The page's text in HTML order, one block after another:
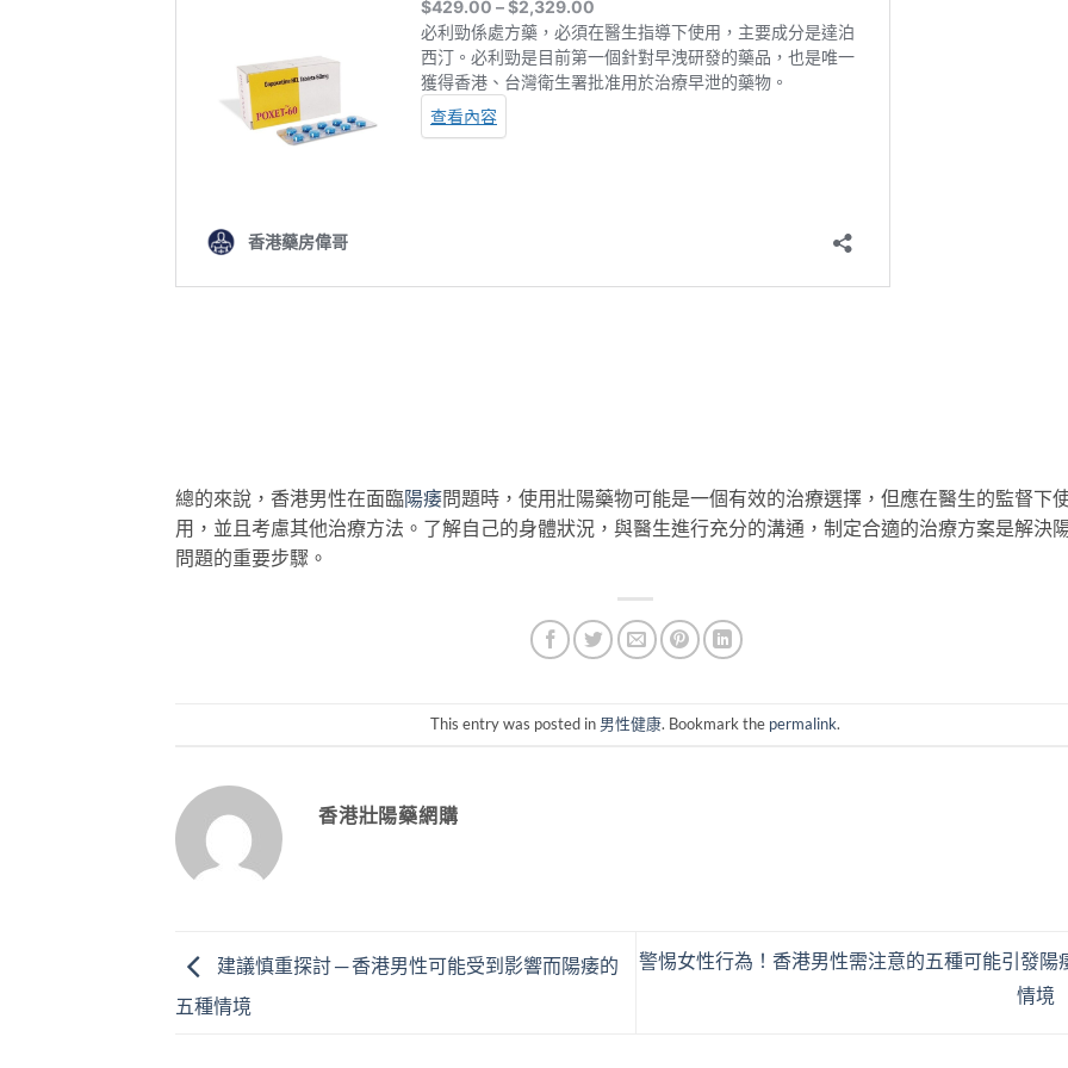
總的來說，香港男性在面臨陽痿問題時，使用壯陽藥物可能是一個有效的治療選擇，但應在醫生的監督下
用，並且考慮其他治療方法。了解自己的身體狀況，與醫生進行充分的溝通，制定合適的治療方案是解決
問題的重要步驟。
This entry was posted in 男性健康. Bookmark the permalink.
香港壯陽藥網購
建議慎重探討 ─ 香港男性可能受到影響而陽痿的
五種情境
警惕女性行為！香港男性需注意的五種可能引發陽
情境